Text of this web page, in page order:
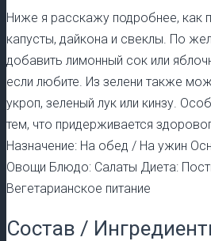
Ниже я расскажу подробнее, как
капусты, дайкона и свеклы. По
добавить лимонный сок или
если любите. Из зелени также
укроп, зеленый лук или кинзу.
тем, что придерживается
Назначение: На обед / На ужин
Овощи Блюдо: Салаты Диета:
Вегетарианское питание
Состав /